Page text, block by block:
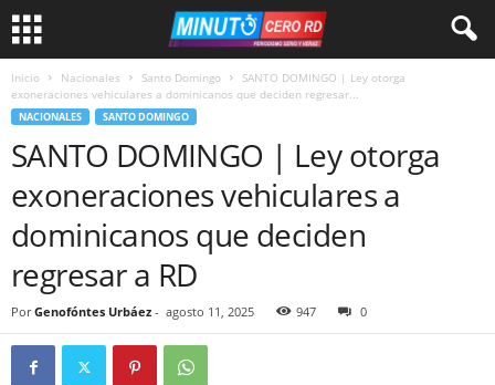
Inicio Nacionales Santo Domingo
SANTO DOMINGO | Ley otorga
exoneraciones vehiculares a dominicanos que deciden regresar...
NACIONALES SANTO DOMINGO
SANTO DOMINGO | Ley otorga
exoneraciones vehiculares a
dominicanos que deciden
regresar a RD
Por Genofóntes Urbáez - agosto 11, 2025 947 0